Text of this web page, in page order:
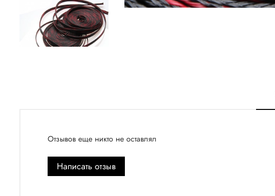
Отзывов еще никто не оставлял
Написать отзыв